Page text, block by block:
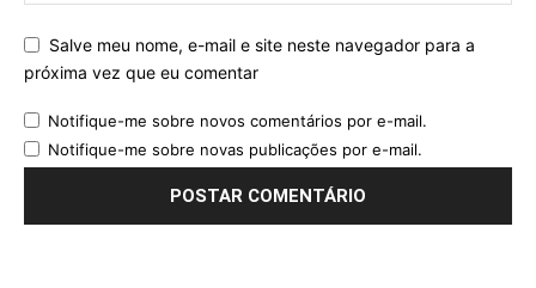
Salve meu nome, e-mail e site neste navegador para a
próxima vez que eu comentar
Notifique-me sobre novos comentários por e-mail.
Notifique-me sobre novas publicações por e-mail.